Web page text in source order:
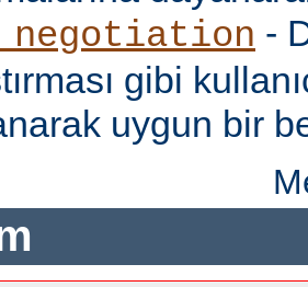
-
gibi
uygun bir